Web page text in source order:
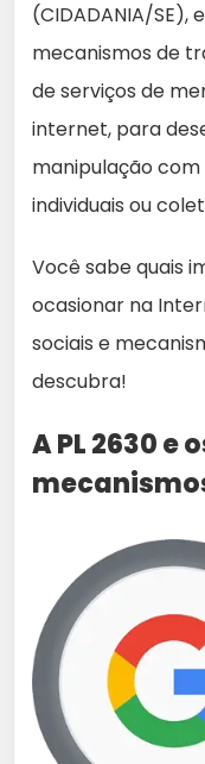
(CIDADANIA/
mecanismos de
de serviços de
internet, para
manipulação
individuais ou
Você sabe quais
ocasionar na
sociais e
descubra!
A PL 2630 e